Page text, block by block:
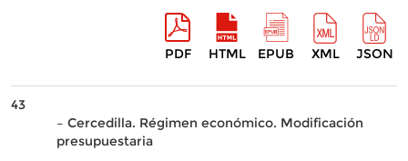
PDF HTML EPUB XML JSON
43
– Cercedilla. Régimen económico. Modificación
presupuestaria